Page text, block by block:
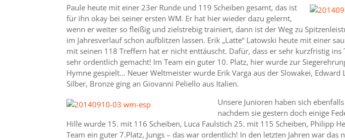
Paule heute mit einer 23er Runde und 119 Scheiben gesamt, das ist
für ihn okay bei seiner ersten WM. Er hat hier wieder dazu gelernt,
wenn er weiter so fleißig und zielstrebig trainiert, dann ist der Weg zu
im Jahresverlauf schon aufblitzen lassen. Erik „Latte“ Latowski heute mit einer
mit seinen 118 Treffern hat er nicht enttäuscht. Dafür, dass er sehr kurzfristig ins
sehr ordentlich gemacht! Im Team ein guter 10. Platz, hier wurde zur
Hymne gespielt… Neuer Weltmeister wurde Erik Varga aus der Slowakei,
Silber, Bronze ging an Giovanni Peliello aus Italien.
Unsere Junioren haben sich
nachdem sie gestern doch einige
Hille wurde 15. mit 116 Scheiben, Luca Faulstich 25. mit 115 Scheiben, Philipp
Team ein guter 7.Platz, Jungs – das war ordentlich! In den letzten Jahren war das